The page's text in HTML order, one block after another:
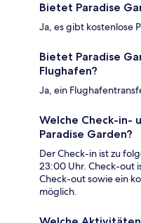
Bietet Paradise
Ja, es gibt kostenlose
Bietet Paradise
Flughafen?
Ja, ein
Welche Check-in-
Paradise Garden?
Der Check-in ist zu
23:00 Uhr. Check-out
Check-out sowie ein
möglich.